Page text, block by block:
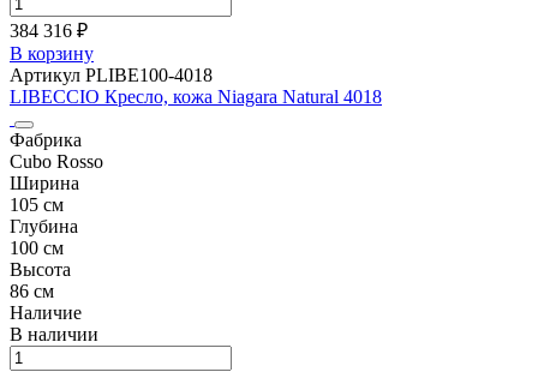
384 316 ₽
В корзину
Артикул PLIBE100-4018
LIBECCIO Кресло, кожа Niagara Natural 4018
Фабрика
Cubo Rosso
Ширина
105 см
Глубина
100 см
Высота
86 см
Наличие
В наличии